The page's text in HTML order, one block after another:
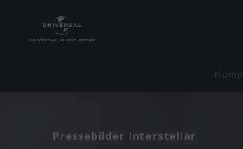
Home
Pressebilder Interstellar